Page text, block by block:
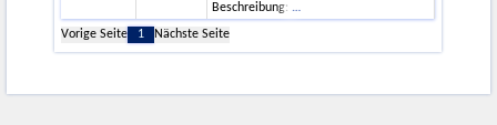
Beschreibung:
Vorige Seite
1 Nächste Seite